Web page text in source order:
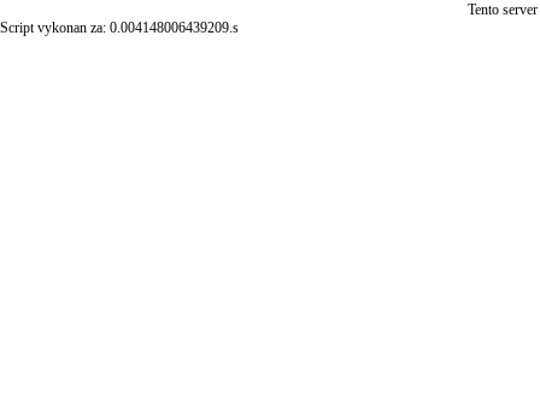
Tento
Script vykonan za: 0.004148006439209.s